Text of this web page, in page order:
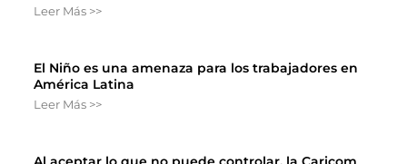
Leer Más >>
El Niño es una amenaza para los trabajadores en
América Latina
Leer Más >>